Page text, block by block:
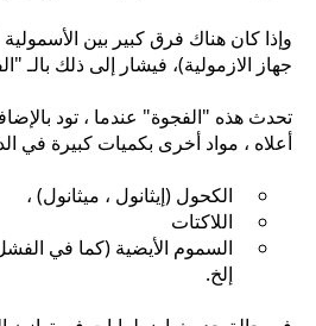
وإذا كان هناك فرق كبير بين
جهاز الازمولية)، فيشار إلى ذلك بالـ
تحدث هذه "الفجوة" عندما ، تود
أعلاه ، مواد أخرى بكميات كبيرة في
الكحول (إيثانول ، ميثانول) ،
اللاكتات
السموم الأيضية (كما في
إلخ.